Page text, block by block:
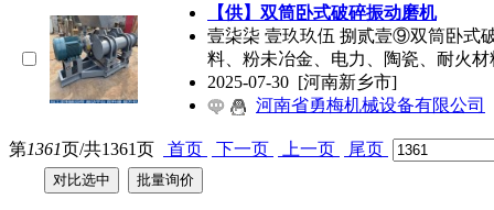
【供】双筒卧式破碎振动磨机
壹柒柒 壹玖玖伍 捌贰壹⑨双筒卧式
料、粉未冶金、电力、陶瓷、耐火材
2025-07-30 [河南新乡市]
河南省勇梅机械设备有限公司
第1361页/共1361页 首页 下一页 上一页 尾页